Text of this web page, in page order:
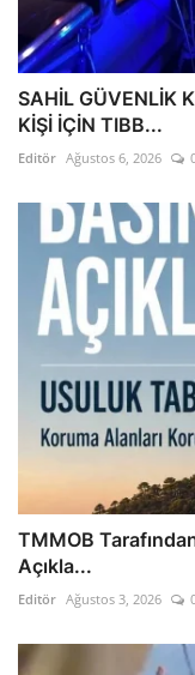
SAHİL GÜVENLİK
KİŞİ İÇİN TIBB...
Editör Ağustos 6, 2026
TMMOB
Açıkla...
Editör Ağustos 3, 2026